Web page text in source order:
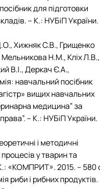
для підготовки
– К.: НУБіП України.
Хижняк С.В., Грищенко
Н.М., Кліх Л.В.,
В.І., Деркач Є.А.,
навчальний посібник
вищих навчальних
медицина” за
– К.: НУБіП України.
і методичні
у тварин та
«КОМПРИТ». 2015. – 580
риби і рибних